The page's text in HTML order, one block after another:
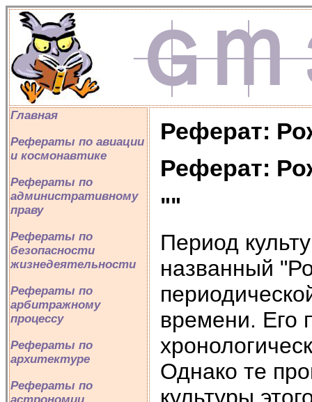
Главная
Рефераты по авиации
и космонавтике
Рефераты по
административному
праву
Рефераты по
безопасности
жизнедеятельности
Рефераты по
арбитражному
процессу
Рефераты по
архитектуре
Рефераты по
Реферат:
Реферат:
""
Период
названный
времени. Его
Однако те
культуры